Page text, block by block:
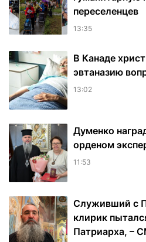
переселенцев
13:35
В Канаде
эвтаназию
13:02
Думенко
орденом
11:53
Служивший с
клирик
Патриарха, –